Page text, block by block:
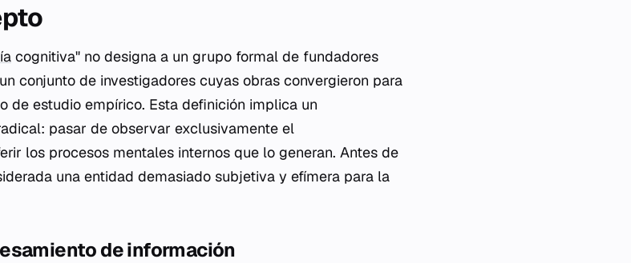
cognitiva" no designa a un grupo formal de fundadores
conjunto de investigadores cuyas obras convergieron para
de estudio empírico. Esta definición implica un
pasar de observar exclusivamente el
los procesos mentales internos que lo generan. Antes de
una entidad demasiado subjetiva y efímera para la
de información